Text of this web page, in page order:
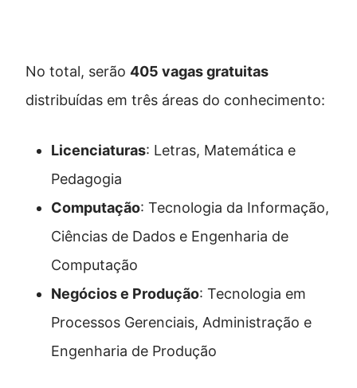
No total, serão 405 vagas gratuitas
distribuídas em três áreas do conhecimento:
Licenciaturas: Letras, Matemática e
Pedagogia
Computação: Tecnologia da Informação,
Ciências de Dados e Engenharia de
Computação
Negócios e Produção: Tecnologia em
Processos Gerenciais, Administração e
Engenharia de Produção